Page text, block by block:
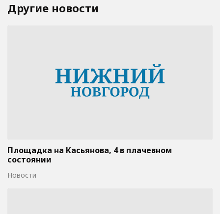
Другие новости
Площадка на Касьянова, 4 в плачевном
состоянии
Новости